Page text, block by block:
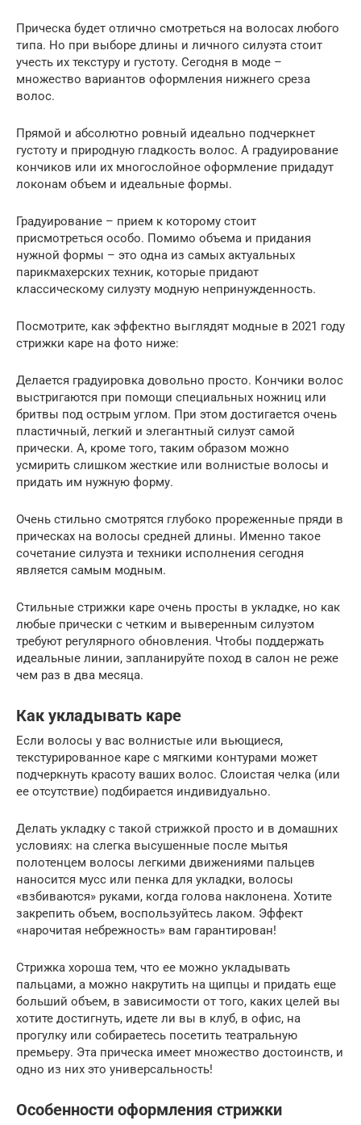
Прическа будет отлично смотреться на волосах любого
типа. Но при выборе длины и личного силуэта стоит
учесть их текстуру и густоту. Сегодня в моде –
множество вариантов оформления нижнего среза
волос.
Прямой и абсолютно ровный идеально подчеркнет
густоту и природную гладкость волос. А градуирование
кончиков или их многослойное оформление придадут
локонам объем и идеальные формы.
Градуирование – прием к которому стоит
присмотреться особо. Помимо объема и придания
нужной формы – это одна из самых актуальных
парикмахерских техник, которые придают
классическому силуэту модную непринужденность.
Посмотрите, как эффектно выглядят модные в 2021 году
стрижки каре на фото ниже:
Делается градуировка довольно просто. Кончики волос
выстригаются при помощи специальных ножниц или
бритвы под острым углом. При этом достигается очень
пластичный, легкий и элегантный силуэт самой
прически. А, кроме того, таким образом можно
усмирить слишком жесткие или волнистые волосы и
придать им нужную форму.
Очень стильно смотрятся глубоко прореженные пряди в
прическах на волосы средней длины. Именно такое
сочетание силуэта и техники исполнения сегодня
является самым модным.
Стильные стрижки каре очень просты в укладке, но как
любые прически с четким и выверенным силуэтом
требуют регулярного обновления. Чтобы поддержать
идеальные линии, запланируйте поход в салон не реже
чем раз в два месяца.
Как укладывать каре
Если волосы у вас волнистые или вьющиеся,
текстурированное каре с мягкими контурами может
подчеркнуть красоту ваших волос. Слоистая челка (или
ее отсутствие) подбирается индивидуально.
Делать укладку с такой стрижкой просто и в домашних
условиях: на слегка высушенные после мытья
полотенцем волосы легкими движениями пальцев
наносится мусс или пенка для укладки, волосы
«взбиваются» руками, когда голова наклонена. Хотите
закрепить объем, воспользуйтесь лаком. Эффект
«нарочитая небрежность» вам гарантирован!
Стрижка хороша тем, что ее можно укладывать
пальцами, а можно накрутить на щипцы и придать еще
больший объем, в зависимости от того, каких целей вы
хотите достигнуть, идете ли вы в клуб, в офис, на
прогулку или собираетесь посетить театральную
премьеру. Эта прическа имеет множество достоинств, и
одно из них это универсальность!
Особенности оформления стрижки